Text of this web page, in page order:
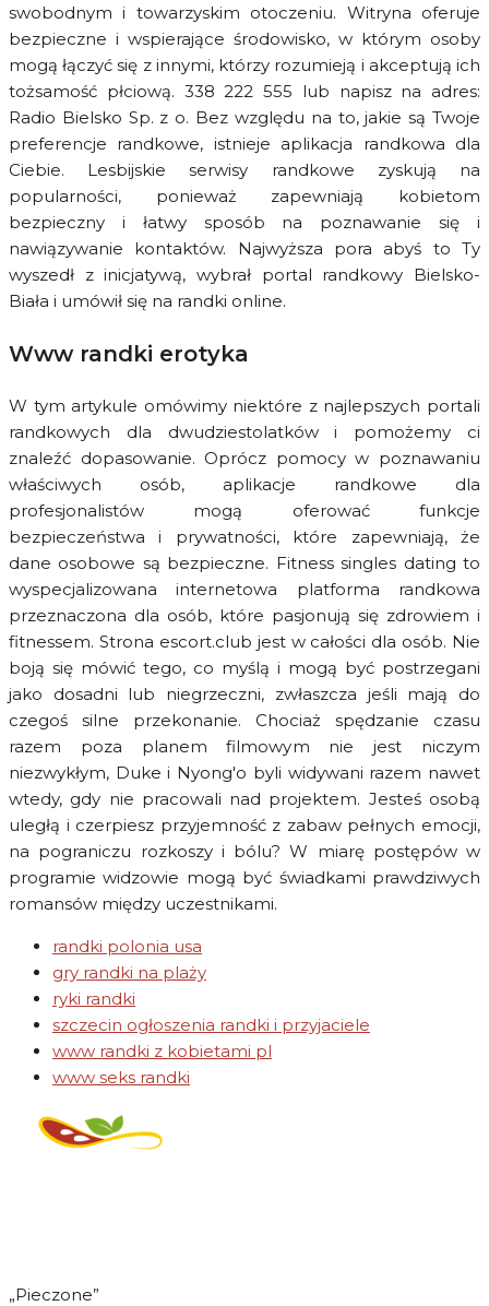
swobodnym i towarzyskim otoczeniu. Witryna oferuje
bezpieczne i wspierające środowisko, w którym osoby
mogą łączyć się z innymi, którzy rozumieją i akceptują ich
tożsamość płciową. 338 222 555 lub napisz na adres:
Radio Bielsko Sp. z o. Bez względu na to, jakie są Twoje
preferencje randkowe, istnieje aplikacja randkowa dla
Ciebie. Lesbijskie serwisy randkowe zyskują na
popularności, ponieważ zapewniają kobietom
bezpieczny i łatwy sposób na poznawanie się i
nawiązywanie kontaktów. Najwyższa pora abyś to Ty
wyszedł z inicjatywą, wybrał portal randkowy Bielsko-
Biała i umówił się na randki online.
Www randki erotyka
W tym artykule omówimy niektóre z najlepszych portali
randkowych dla dwudziestolatków i pomożemy ci
znaleźć dopasowanie. Oprócz pomocy w poznawaniu
właściwych osób, aplikacje randkowe dla
profesjonalistów mogą oferować funkcje
bezpieczeństwa i prywatności, które zapewniają, że
dane osobowe są bezpieczne. Fitness singles dating to
wyspecjalizowana internetowa platforma randkowa
przeznaczona dla osób, które pasjonują się zdrowiem i
fitnessem. Strona escort.club jest w całości dla osób. Nie
boją się mówić tego, co myślą i mogą być postrzegani
jako dosadni lub niegrzeczni, zwłaszcza jeśli mają do
czegoś silne przekonanie. Chociaż spędzanie czasu
razem poza planem filmowym nie jest niczym
niezwykłym, Duke i Nyong'o byli widywani razem nawet
wtedy, gdy nie pracowali nad projektem. Jesteś osobą
uległą i czerpiesz przyjemność z zabaw pełnych emocji,
na pograniczu rozkoszy i bólu? W miarę postępów w
programie widzowie mogą być świadkami prawdziwych
romansów między uczestnikami.
randki polonia usa
gry randki na plaży
ryki randki
szczecin ogłoszenia randki i przyjaciele
www randki z kobietami pl
www seks randki
„Pieczone”